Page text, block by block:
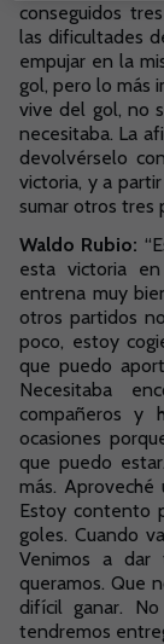
conseguidos
las dificultades
empujar en la
gol, pero lo más
vive del gol, no
necesitaba. La
devolvérselo
victoria, y a
sumar otros tres
Waldo Rubio:
esta victoria
entrena muy
otros partidos
poco, estoy
que puedo
Necesitaba
compañeros y
ocasiones
que puedo
más.
Estoy contento
goles. Cuando
Venimos a dar
queramos. Que
difícil ganar.
tendremos